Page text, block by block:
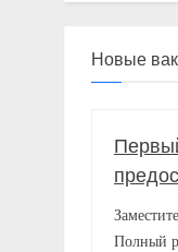
Новые
Полный